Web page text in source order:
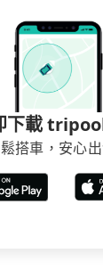
下載
搭車，安心出